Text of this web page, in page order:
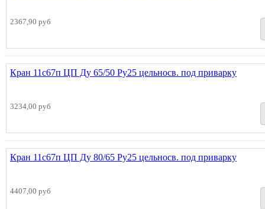
2367,90 руб
Кран 11с67п ЦП Ду 65/50 Ру25 цельносв. под приварку
3234,00 руб
Кран 11с67п ЦП Ду 80/65 Ру25 цельносв. под приварку
4407,00 руб